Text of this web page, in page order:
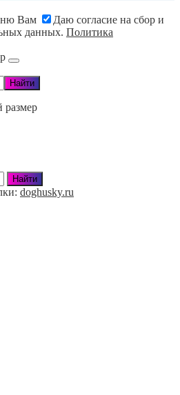
Вам
Даю согласие на сбор и
данных. Политика
размер
doghusky.ru